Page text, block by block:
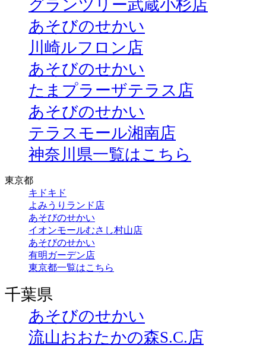
グランツリー武蔵小杉店
あそびのせかい
川崎ルフロン店
あそびのせかい
たまプラーザテラス店
あそびのせかい
テラスモール湘南店
神奈川県一覧はこちら
東京都
キドキド
よみうりランド店
あそびのせかい
イオンモールむさし村山店
あそびのせかい
有明ガーデン店
東京都一覧はこちら
千葉県
あそびのせかい
流山おおたかの森S.C.店